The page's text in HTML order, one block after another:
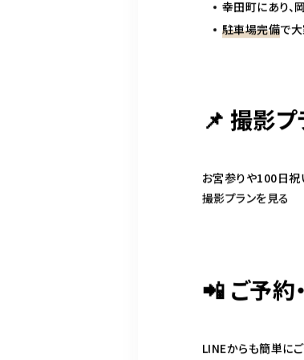
幸田町にあり、
駐車場完備で
📌 撮影
お宮参りや100日祝
撮影プランを見る
📲 ご予約
LINEからも簡単に